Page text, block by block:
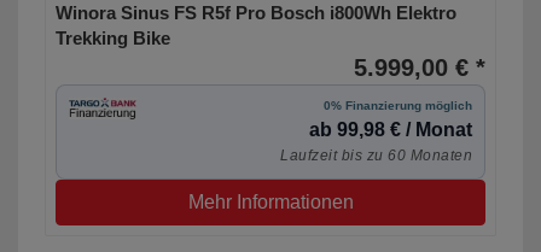
Winora Sinus FS R5f Pro Bosch i800Wh Elektro
Trekking Bike
5.999,00 € *
0% Finanzierung möglich
ab 99,98 € / Monat
Laufzeit bis zu 60 Monaten
Mehr Informationen